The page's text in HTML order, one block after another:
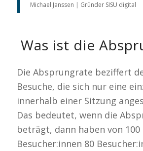
Michael Janssen | Gründer SISU digital
Was ist die
Die Absprungrate beziffert
Besuche, die sich nur eine
innerhalb einer Sitzung
Das bedeutet, wenn die
beträgt, dann haben von 100
Besucher:innen 80